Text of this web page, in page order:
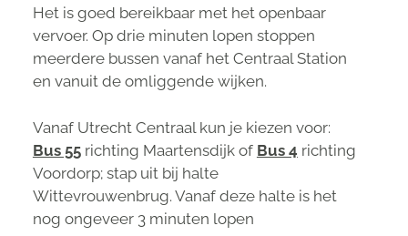
Het is goed bereikbaar met het openbaar
vervoer. Op drie minuten lopen stoppen
meerdere bussen vanaf het Centraal Station
en vanuit de omliggende wijken.
Vanaf Utrecht Centraal kun je kiezen voor:
Bus 55richting Maartensdijk of Bus 4 richting
Voordorp; stap uit bij halte
Wittevrouwenbrug. Vanaf deze halte is het
nog ongeveer 3 minuten lopen